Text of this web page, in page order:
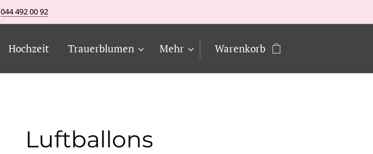
044 492 00 92
Hochzeit Trauerblumen Mehr Warenkorb
Luftballons